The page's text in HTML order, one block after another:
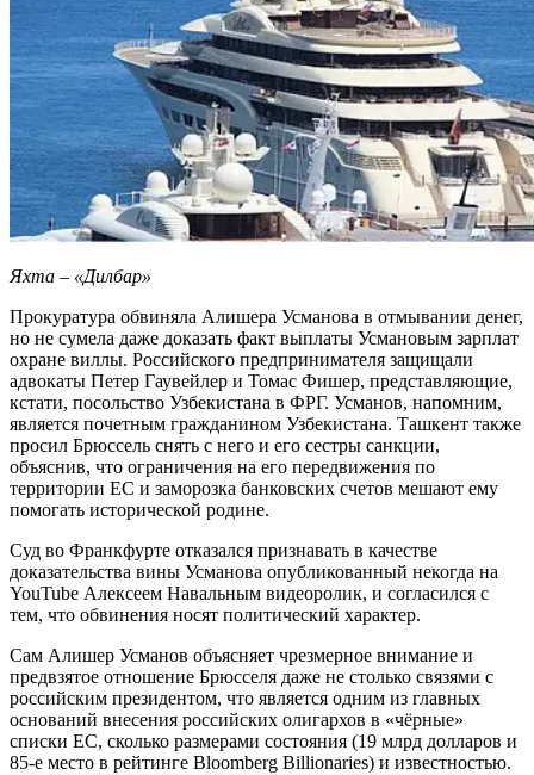
Яхта – «Дилбар»
Прокуратура обвиняла Алишера Усманова в отмывании денег,
но не сумела даже доказать факт выплаты Усмановым зарплат
охране виллы. Российского предпринимателя защищали
адвокаты Петер Гаувейлер и Томас Фишер, представляющие,
кстати, посольство Узбекистана в ФРГ. Усманов, напомним,
является почетным гражданином Узбекистана. Ташкент также
просил Брюссель снять с него и его сестры санкции,
объяснив, что ограничения на его передвижения по
территории ЕС и заморозка банковских счетов мешают ему
помогать исторической родине.
Суд во Франкфурте отказался признавать в качестве
доказательства вины Усманова опубликованный некогда на
YouTube Алексеем Навальным видеоролик, и согласился с
тем, что обвинения носят политический характер.
Сам Алишер Усманов объясняет чрезмерное внимание и
предвзятое отношение Брюсселя даже не столько связями с
российским президентом, что является одним из главных
оснований внесения российских олигархов в «чёрные»
списки ЕС, сколько размерами состояния (19 млрд долларов и
85-е место в рейтинге Bloomberg Billionaries) и известностью.